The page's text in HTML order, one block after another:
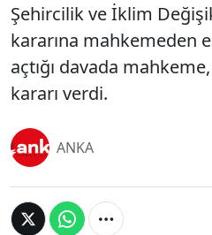
Şehircilik ve İklim
kararına mahkemeden
açtığı davada
kararı verdi.
ANKA